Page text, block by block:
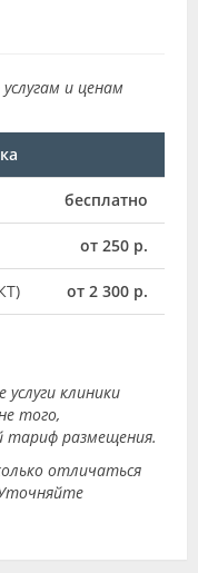
и ценам
бесплатно
от 250 р.
от 2 300 р.
клиники
того,
тариф размещения.
отличаться